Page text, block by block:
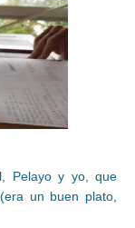
Pelayo y yo, que
un buen plato,